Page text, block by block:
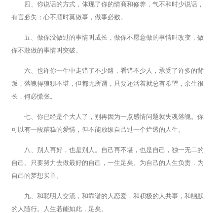
四、你说话的方式，体现了你的情商和修养，气不和时少说话，
有言必失；心不顺时莫做事，做事必败。
五、做你没做过的事情叫成长，做你不愿意做的事情叫改变，做
你不敢做的事情叫突破。
六、也许你一生中走错了不少路，看错不少人，承受了许多的背
叛，落魄得狼狈不堪，但都无所谓，只要还活着就总有希望，余生很
长，何必慌张。
七、你已经是个大人了，别再因为一点感情问题就失魂落魄。你
可以有一段糟糕的爱情，但不能放纵自己过一个烂透的人生。
八、别人再好，也是别人。自己再不堪，也是自己，独一无二的
自己。只要努力去做最好的自己，一生足矣。为自己的人生负责，为
自己的梦想买单。
九、和聪明人交流，和靠谱的人恋爱，和积极的人共事，和幽默
的人随行。人生若能如此，足矣。